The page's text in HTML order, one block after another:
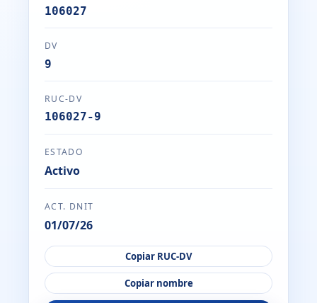
106027
DV
9
RUC-DV
106027-9
ESTADO
Activo
ACT. DNIT
01/07/26
Copiar RUC-DV
Copiar nombre